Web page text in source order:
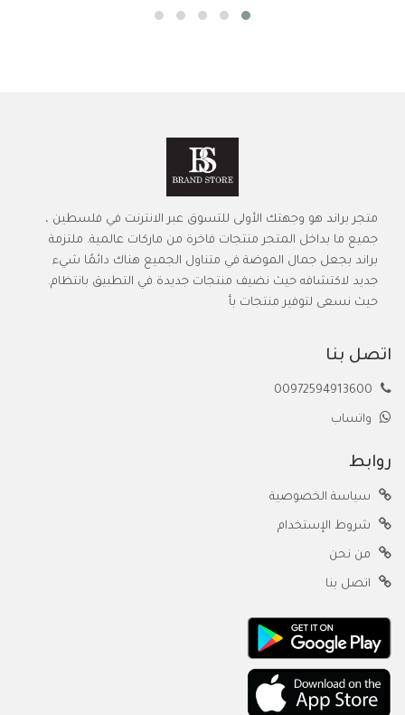
متجر براند هو وجهتك الأولى للتسوق عبر الانترنت في فلسطين ،
جميع ما بداخل المتجر منتجات فاخرة من ماركات عالمية. ملتزمة
براند بجعل جمال الموضة في متناول الجميع هناك دائمًا شيء
جديد لاكتشافه حيث نضيف منتجات جديدة في التطبيق بانتظام.
حيث نسعى لتوفير منتجات بأ
اتصل بنا
واتساب
روابط
سياسة الخصوصية
شروط الإستخدام
من نحن
اتصل بنا